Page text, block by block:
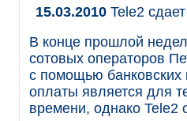
15.03.2010 Tele2
В конце прошлой
сотовых операторов
с помощью банковских
оплаты является для
времени, однако Tele2